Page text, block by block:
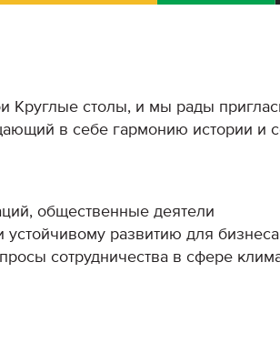
Круглые столы, и мы рады
в себе гармонию истории и
общественные деятели
развитию для бизнеса
сотрудничества в сфере